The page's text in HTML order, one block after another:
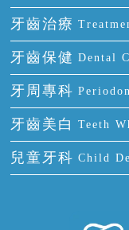
門牙缺失
多顆牙缺失
半口缺失
全口缺失
前牙反頜
牙齒擁擠
牙齒前突
牙齒稀疏
全瓷牙
烤瓷牙
氟斑牙
四環素牙
活動假牙
牙貼面
牙齒治療
補牙
智齒
根管治療
拔牙
牙痛
牙齒保健 Dental
正確刷牙
全國愛牙日
預防牙病
牙科通識
牙周專科
牙周炎
牙齦出血
牙齦炎
牙齒美白 Teeth
冷光美白
兒童牙科 Child